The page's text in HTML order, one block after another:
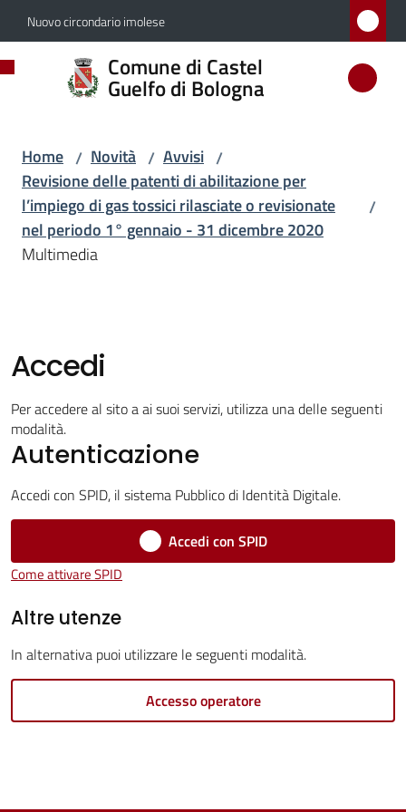
Vai al contenuto
Vai alla navigazione
Vai al footer
Nuovo circondario imolese
Comune di Castel
Guelfo di Bologna
Comune
di
di
Bologna
Menu selezionato
Servizi
Vivere
Castel
Servizi
online
gli
Home / Novità / Avvisi /
Revisione delle patenti di abilitazione per
l’impiego di gas tossici rilasciate o revisionate
nel periodo 1° gennaio - 31 dicembre 2020
/
Multimedia
Accedi
Per accedere al sito a ai suoi servizi, utilizza una delle seguenti
modalità.
Autenticazione
Accedi con SPID, il sistema Pubblico di Identità Digitale.
Accedi con SPID
Come attivare SPID
Altre utenze
In alternativa puoi utilizzare le seguenti modalità.
Accesso operatore